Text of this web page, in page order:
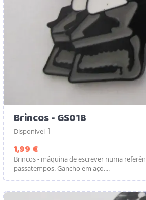
Brincos - GS018
Disponível 1
1,99 €
Brincos - máquina de escrever numa
passatempos. Gancho em aço,...